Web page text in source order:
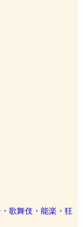
歌舞伎・能楽・狂